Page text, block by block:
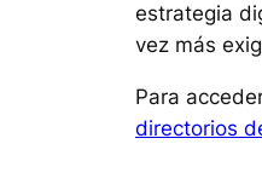
estrategia
vez más
Para
directorios